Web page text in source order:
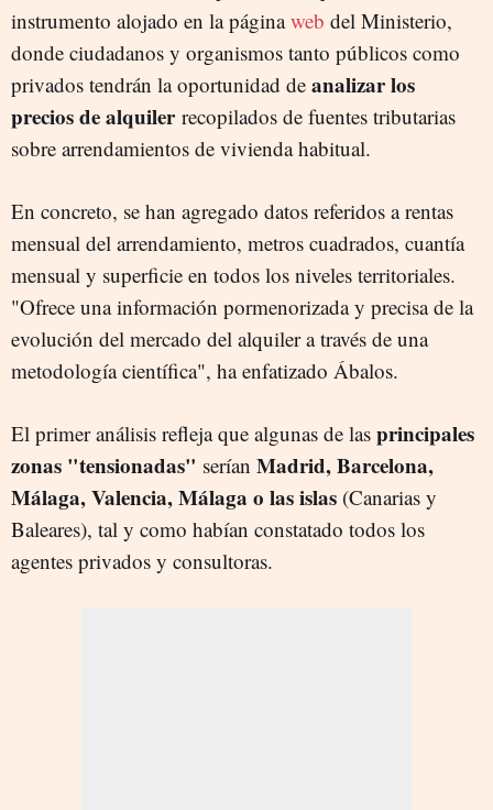
instrumento alojado en la páginaweb del Ministerio,
donde ciudadanos y organismos tanto públicos como
privados tendrán la oportunidad de analizar los
precios de alquilerrecopilados de fuentes tributarias
sobre arrendamientos de vivienda habitual.
En concreto, se han agregado datos referidos a rentas
mensual del arrendamiento, metros cuadrados, cuantía
mensual y superficie en todos los niveles territoriales.
"Ofrece una información pormenorizada y precisa de la
evolución del mercado del alquiler a través de una
metodología científica", ha enfatizado Ábalos.
El primer análisis refleja que algunas de las principales
zonas "tensionadas" serían Madrid, Barcelona,
Málaga, Valencia, Málaga o las islas (Canarias y
Baleares), tal y como habían constatado todos los
agentes privados y consultoras.